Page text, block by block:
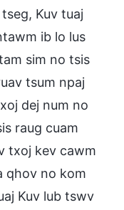
Kuv tuaj
ib lo lus
sim no tsis
tsum npaj
dej num no
raug cuam
txoj kev cawm
qhov no kom
Kuv lub tswv